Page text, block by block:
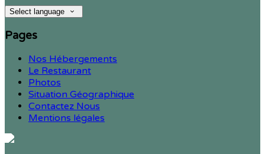
Select language
Pages
Nos Hébergements
Le Restaurant
Photos
Situation Géographique
Contactez Nous
Mentions légales